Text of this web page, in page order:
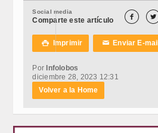
Social media
Comparte este artículo  
 Imprimir ✉Enviar E-mail
Por Infolobos
diciembre 28, 2023 12:31
Volver a la Home